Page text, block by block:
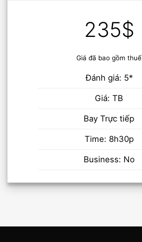
235$
Giá đã bao gồm thuế
Đánh giá: 5*
Giá: TB
Bay Trực tiếp
Time: 8h30p
Business: No